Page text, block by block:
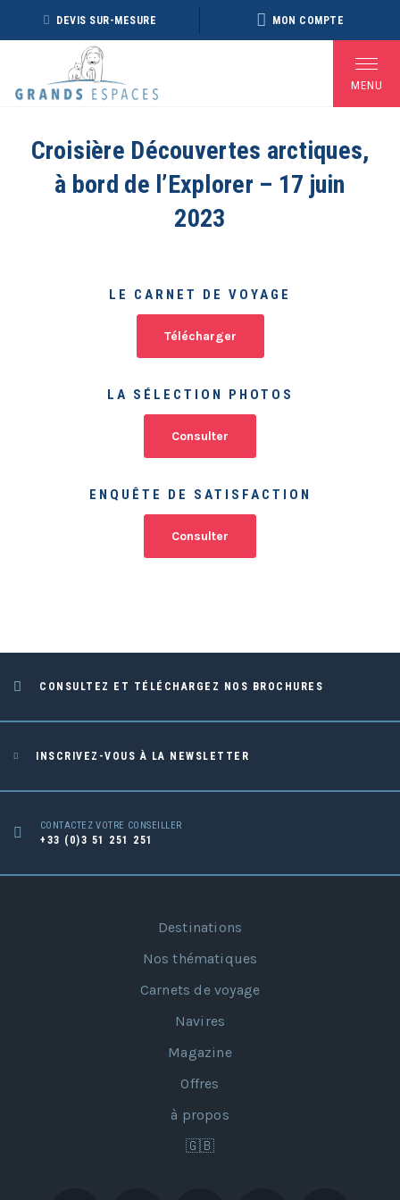
Panneau de gestion des cookies
BROCHURE RÉVEILLON
BROCHURE ARCTIQUE
2027 – NOUVELLE
DEVIS SUR-MESURE MON COMPTE
MENU
Croisière Découvertes arctiques,
à bord de l’Explorer – 17 juin
2023
LE CARNET DE VOYAGE
Télécharger
LA SÉLECTION PHOTOS
Consulter
ENQUÊTE DE SATISFACTION
Consulter
CONSULTEZ ET TÉLÉCHARGEZ NOS BROCHURES
INSCRIVEZ-VOUS À LA NEWSLETTER
CONTACTEZ VOTRE CONSEILLER
+33 (0)3 51 251 251
Destinations
Nos thématiques
Carnets de voyage
Navires
Magazine
Offres
à propos
🇬🇧